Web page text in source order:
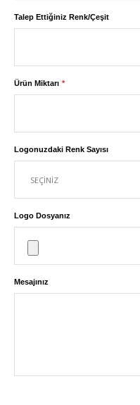
Talep Ettiğiniz Renk/Çeşit
Ürün Miktarı
Logonuzdaki Renk Sayısı
Logo Dosyanız
Mesajınız